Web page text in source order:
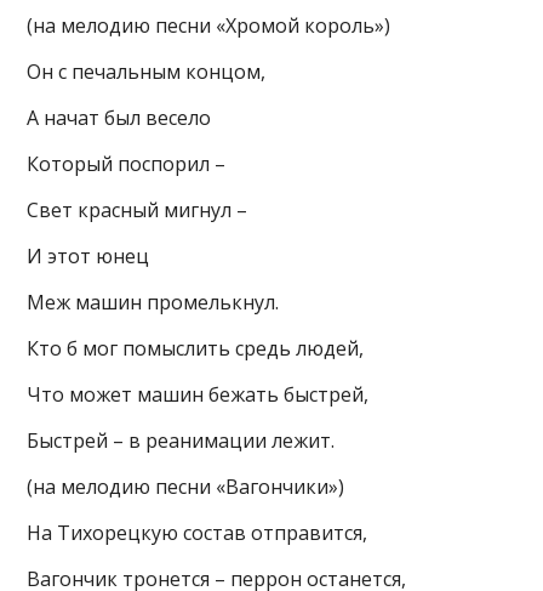
(на мелодию песни «Хромой король»)
Он с печальным концом,
А начат был весело
Который поспорил –
Свет красный мигнул –
И этот юнец
Меж машин промелькнул.
Кто б мог помыслить средь людей,
Что может машин бежать быстрей,
Быстрей – в реанимации лежит.
(на мелодию песни «Вагончики»)
На Тихорецкую состав отправится,
Вагончик тронется – перрон останется,